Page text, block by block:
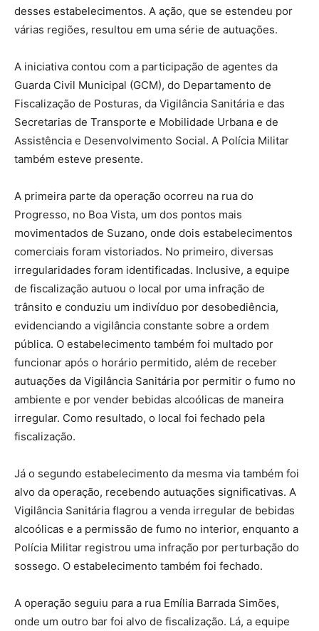
desses estabelecimentos. A ação, que se estendeu por
várias regiões, resultou em uma série de autuações.
A iniciativa contou com a participação de agentes da
Guarda Civil Municipal (GCM), do Departamento de
Fiscalização de Posturas, da Vigilância Sanitária e das
Secretarias de Transporte e Mobilidade Urbana e de
Assistência e Desenvolvimento Social. A Polícia Militar
também esteve presente.
A primeira parte da operação ocorreu na rua do
Progresso, no Boa Vista, um dos pontos mais
movimentados de Suzano, onde dois estabelecimentos
comerciais foram vistoriados. No primeiro, diversas
irregularidades foram identificadas. Inclusive, a equipe
de fiscalização autuou o local por uma infração de
trânsito e conduziu um indivíduo por desobediência,
evidenciando a vigilância constante sobre a ordem
pública. O estabelecimento também foi multado por
funcionar após o horário permitido, além de receber
autuações da Vigilância Sanitária por permitir o fumo no
ambiente e por vender bebidas alcoólicas de maneira
irregular. Como resultado, o local foi fechado pela
fiscalização.
Já o segundo estabelecimento da mesma via também foi
alvo da operação, recebendo autuações significativas. A
Vigilância Sanitária flagrou a venda irregular de bebidas
alcoólicas e a permissão de fumo no interior, enquanto a
Polícia Militar registrou uma infração por perturbação do
sossego. O estabelecimento também foi fechado.
A operação seguiu para a rua Emília Barrada Simões,
onde um outro bar foi alvo de fiscalização. Lá, a equipe